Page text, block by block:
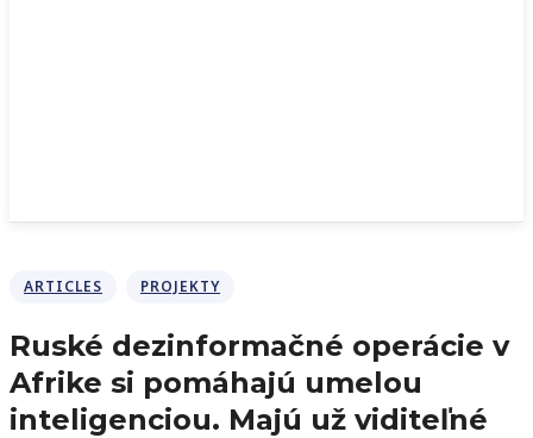
ARTICLES PROJEKTY
Ruské dezinformačné operácie v
Afrike si pomáhajú umelou
inteligenciou. Majú už viditeľné